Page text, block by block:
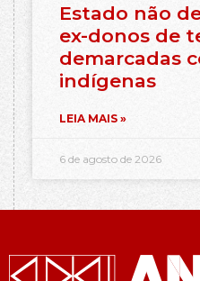
Estado não
ex-donos de
demarcadas
indígenas
LEIA MAIS »
6 de agosto de 2026